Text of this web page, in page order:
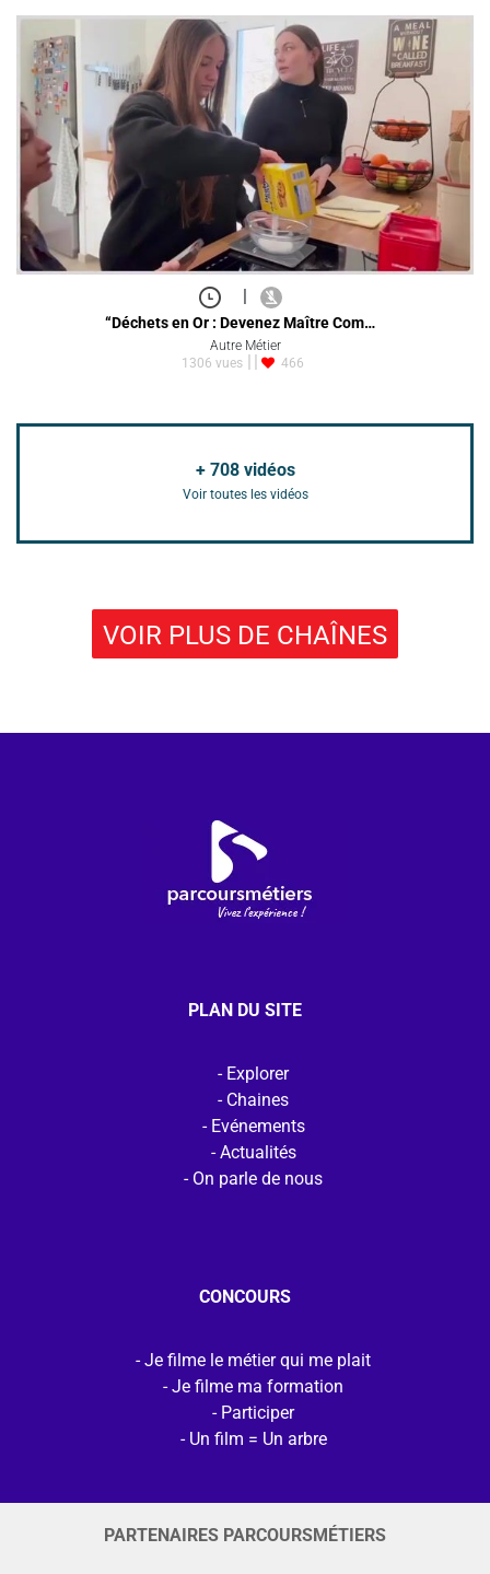
|
“Déchets en Or : Devenez Maître Com…
Autre Métier
1306 vues
466
+ 708vidéos
Voir toutes les vidéos
VOIR PLUS DE CHAÎNES
PLAN DU SITE
Explorer
Chaines
Evénements
Actualités
On parle de nous
CONCOURS
Je filme le métier qui me plait
Je filme ma formation
Participer
Un film = Un arbre
PARTENAIRES PARCOURSMÉTIERS